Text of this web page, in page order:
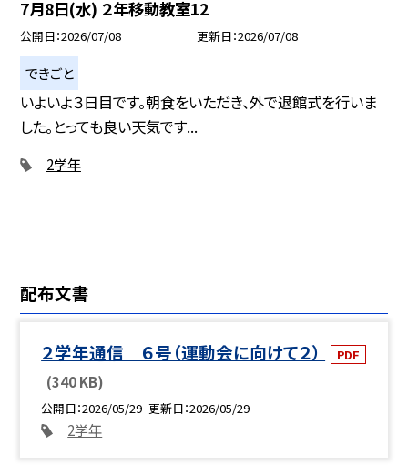
7月8日(水) ２年移動教室12
公開日 2026/07/08 更新日 2026/07/08
できごと
いよいよ３日目です。朝食をいただき、外で退館式を行いま
した。とっても良い天気です...
2学年
配布文書
２学年通信 ６号（運動会に向けて２） PDF
(340 KB)
公開日 2026/05/29 更新日 2026/05/29
2学年